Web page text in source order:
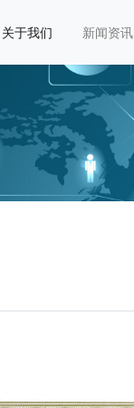
关于我们 新闻资讯